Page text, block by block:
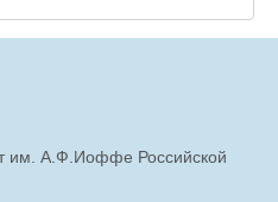
им. А.Ф.Иоффе Российской